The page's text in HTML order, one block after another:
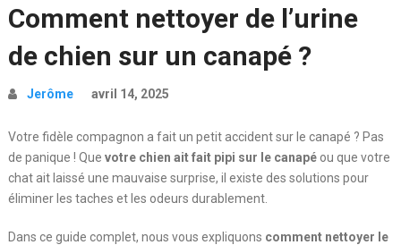
Comment nettoyer de l’urine
de chien sur un canapé ?
Jerôme avril 14, 2025
Votre fidèle compagnon a fait un petit accident sur le canapé ? Pas
de panique ! Que votre chien ait fait pipi sur le canapéou que votre
chat ait laissé une mauvaise surprise, il existe des solutions pour
éliminer les taches et les odeurs durablement.
Dans ce guide complet, nous vous expliquons comment nettoyer le